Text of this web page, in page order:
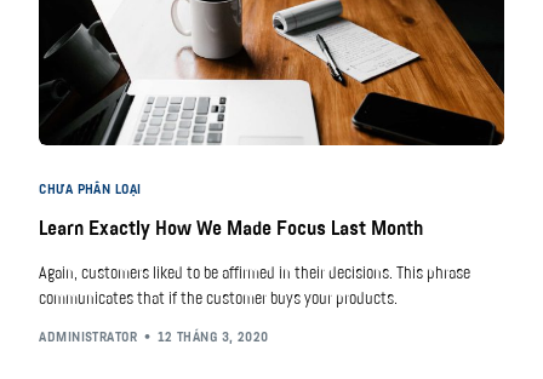
CHƯA PHÂN LOẠI
Learn Exactly How We Made Focus Last Month
Again, customers liked to be affirmed in their decisions. This phrase
communicates that if the customer buys your products.
ADMINISTRATOR 12 THÁNG 3, 2020